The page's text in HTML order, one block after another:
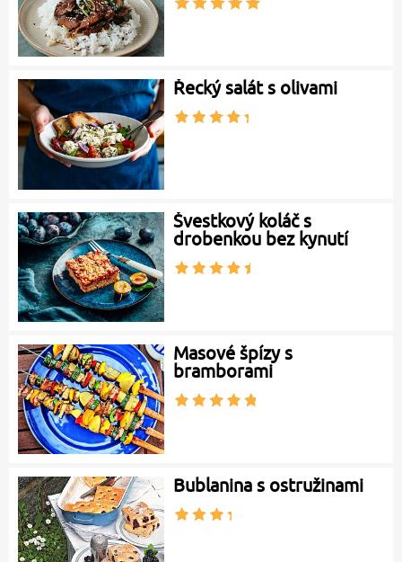
Řecký salát s olivami
Švestkový koláč s
drobenkou bez kynutí
Masové špízy s
bramborami
Bublanina s ostružinami